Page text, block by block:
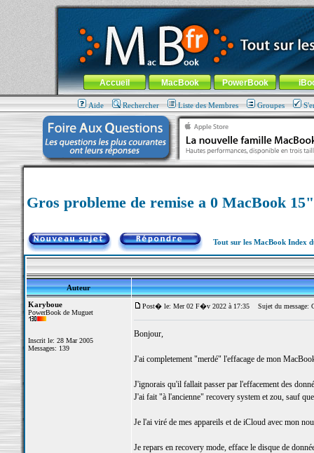
MacBook-fr.com : 100% Apple... 100% nomade !
Aller au contenu-Aller au menu général-Aller au menu de
Menu général
Accueil MacBook PowerBook
Aide Rechercher Liste des Membres Groupes
Gros probleme de remise a 0 MacBook
Tout sur les MacBook Index
Auteur
Karyboue
PowerBook de Muguet
Inscrit le: 28 Mar 2005
Messages: 139
Post� le: Mer 02 F�v 2022 à 17:35 Sujet du message:
Bonjour,
J'ai completement "merdé" l'effacage de mon
J'ignorais qu'il fallait passer par l'effacement des
J'ai fait "à l'ancienne" recovery system et zou, sauf
Je l'ai viré de mes appareils et de iCloud avec mon
Je repars en recovery mode, efface le disque de